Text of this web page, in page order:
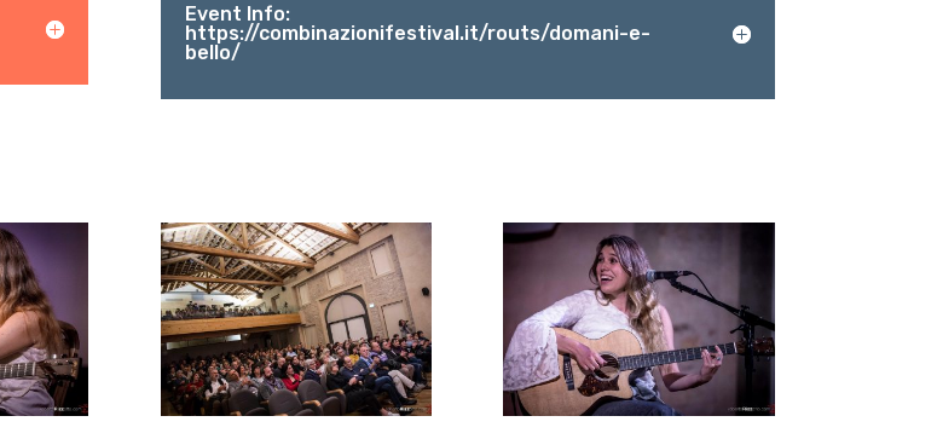
Event Info:
https://combinazionifestival.it/routs/domani-e-
bello/